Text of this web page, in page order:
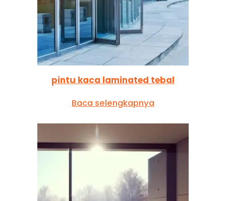
pintu kaca laminated tebal
Baca selengkapnya